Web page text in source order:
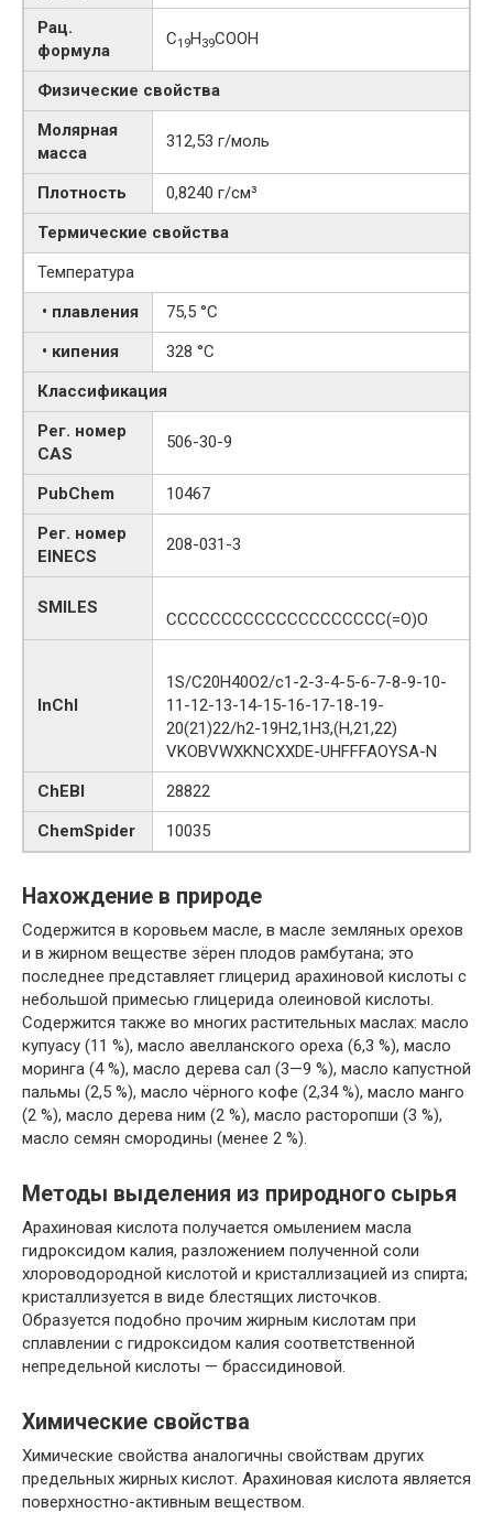
Рац.
формула
C19H39COOH
Физические свойства
Молярная
масса
312,53 г/моль
Плотность
0,8240 г/см³
Термические свойства
Температура
• плавления
75,5 °C
• кипения
328 °C
Классификация
Рег. номер
CAS
506-30-9
PubChem
10467
Рег. номер
EINECS
208-031-3
SMILES
CCCCCCCCCCCCCCCCCCCC(=O)O
InChI
1S/C20H40O2/c1-2-3-4-5-6-7-8-9-10-
11-12-13-14-15-16-17-18-19-
20(21)22/h2-19H2,1H3,(H,21,22)
VKOBVWXKNCXXDE-UHFFFAOYSA-N
ChEBI
28822
ChemSpider
10035
Нахождение в природе
Содержится в коровьем масле, в масле земляных орехов
и в жирном веществе зёрен плодов рамбутана; это
последнее представляет глицерид арахиновой кислоты с
небольшой примесью глицерида олеиновой кислоты.
Содержится также во многих растительных маслах: масло
купуасу (11 %), масло авелланского ореха (6,3 %), масло
моринга (4 %), масло дерева сал (3—9 %), масло капустной
пальмы (2,5 %), масло чёрного кофе (2,34 %), масло манго
(2 %), масло дерева ним (2 %), масло расторопши (3 %),
масло семян смородины (менее 2 %).
Методы выделения из природного сырья
Арахиновая кислота получается омылением масла
гидроксидом калия, разложением полученной соли
хлороводородной кислотой и кристаллизацией из спирта;
кристаллизуется в виде блестящих листочков.
Образуется подобно прочим жирным кислотам при
сплавлении с гидроксидом калия соответственной
непредельной кислоты — брассидиновой.
Химические свойства
Химические свойства аналогичны свойствам других
предельных жирных кислот. Арахиновая кислота является
поверхностно-активным веществом.